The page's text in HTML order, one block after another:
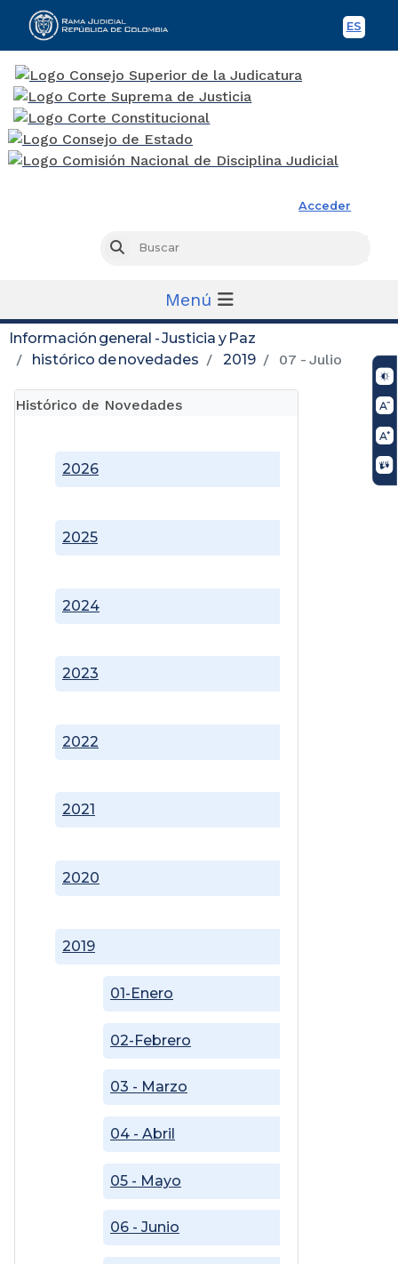
ES
Acceder
Buscar
Menú
Información general - Justicia y Paz
histórico de novedades
2019 07 - Julio
Histórico de Novedades
2019
01-Enero
02-Febrero
03 - Marzo
04 - Abril
05 - Mayo
06 - Junio
2020
2021
2022
2023
2024
2025
2026